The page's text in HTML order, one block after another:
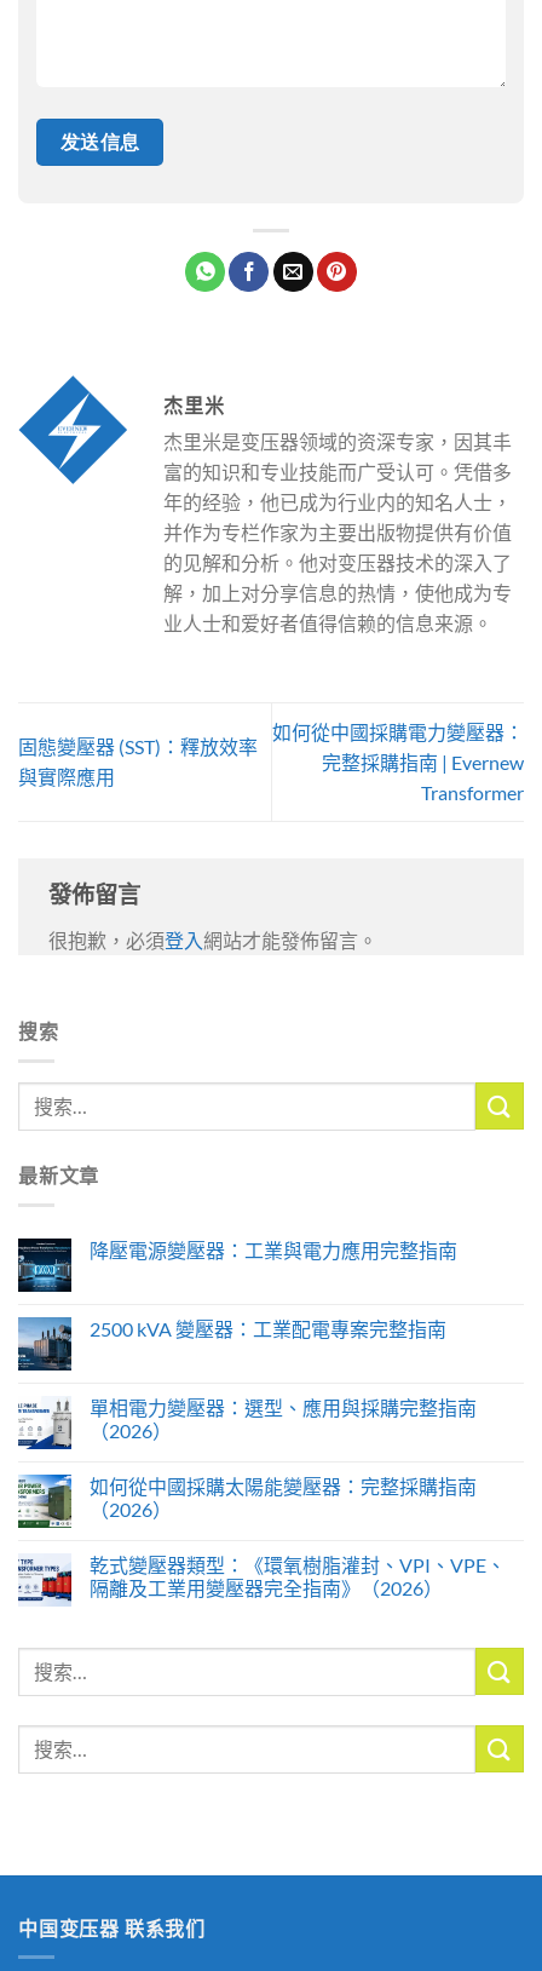
杰里米
杰里米是变压器领域的资深专家，因其丰
富的知识和专业技能而广受认可。凭借多
年的经验，他已成为行业内的知名人士，
并作为专栏作家为主要出版物提供有价值
的见解和分析。他对变压器技术的深入了
解，加上对分享信息的热情，使他成为专
业人士和爱好者值得信赖的信息来源。
固態變壓器 (SST)：釋放效率
與實際應用
如何從中國採購電力變壓器：
完整採購指南 | Evernew
Transformer
發佈留言
很抱歉，必須登入 網站才能發佈留言。
搜索
最新文章
降壓電源變壓器：工業與電力應用完整指南
2500 kVA 變壓器：工業配電專案完整指南
單相電力變壓器：選型、應用與採購完整指南
（2026）
如何從中國採購太陽能變壓器：完整採購指南
（2026）
乾式變壓器類型：《環氧樹脂灌封、VPI、VPE、
隔離及工業用變壓器完全指南》（2026）
中国变压器 联系我们